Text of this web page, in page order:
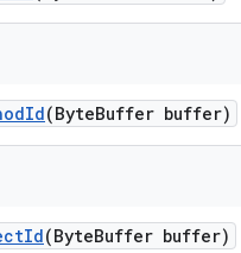
Id(ByteBuffer buffer)
Id(ByteBuffer buffer)